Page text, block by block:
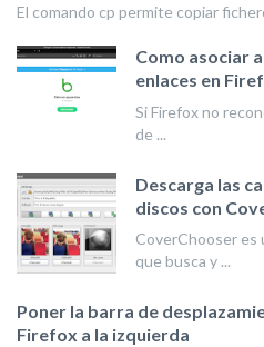
El comando cp permite copiar
Como asociar
enlaces en
Si Firefox no
de ...
Descarga las
discos con
CoverChooser es
que busca y ...
Poner la barra de
Firefox a la izquierda